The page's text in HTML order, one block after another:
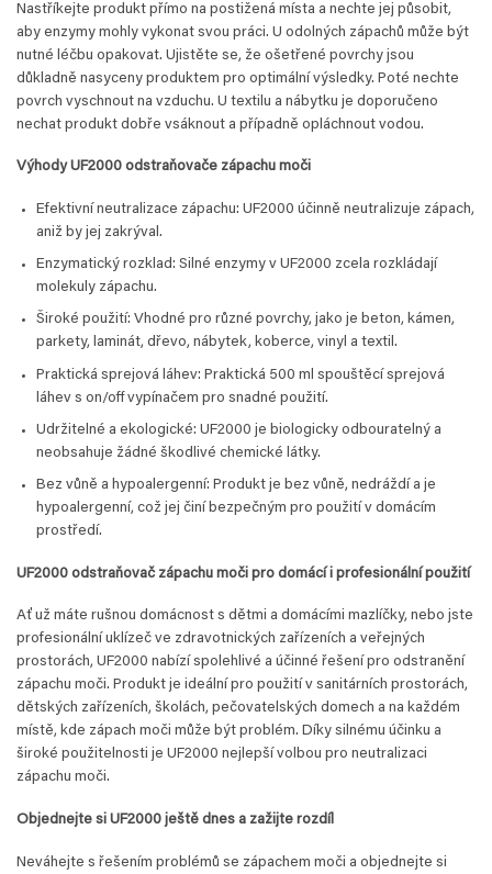
Nastříkejte produkt přímo na postižená místa a nechte jej působit,
aby enzymy mohly vykonat svou práci. U odolných zápachů může být
nutné léčbu opakovat. Ujistěte se, že ošetřené povrchy jsou
důkladně nasyceny produktem pro optimální výsledky. Poté nechte
povrch vyschnout na vzduchu. U textilu a nábytku je doporučeno
nechat produkt dobře vsáknout a případně opláchnout vodou.
Výhody UF2000 odstraňovače zápachu moči
Efektivní neutralizace zápachu: UF2000 účinně neutralizuje zápach,
aniž by jej zakrýval.
Enzymatický rozklad: Silné enzymy v UF2000 zcela rozkládají
molekuly zápachu.
Široké použití: Vhodné pro různé povrchy, jako je beton, kámen,
parkety, laminát, dřevo, nábytek, koberce, vinyl a textil.
Praktická sprejová láhev: Praktická 500 ml spouštěcí sprejová
láhev s on/off vypínačem pro snadné použití.
Udržitelné a ekologické: UF2000 je biologicky odbouratelný a
neobsahuje žádné škodlivé chemické látky.
Bez vůně a hypoalergenní: Produkt je bez vůně, nedráždí a je
hypoalergenní, což jej činí bezpečným pro použití v domácím
prostředí.
UF2000 odstraňovač zápachu moči pro domácí i profesionální použití
Ať už máte rušnou domácnost s dětmi a domácími mazlíčky, nebo jste
profesionální uklízeč ve zdravotnických zařízeních a veřejných
prostorách, UF2000 nabízí spolehlivé a účinné řešení pro odstranění
zápachu moči. Produkt je ideální pro použití v sanitárních prostorách,
dětských zařízeních, školách, pečovatelských domech a na každém
místě, kde zápach moči může být problém. Díky silnému účinku a
široké použitelnosti je UF2000 nejlepší volbou pro neutralizaci
zápachu moči.
Objednejte si UF2000 ještě dnes a zažijte rozdíl
Neváhejte s řešením problémů se zápachem moči a objednejte si